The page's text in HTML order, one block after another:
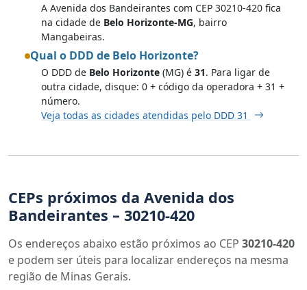
A Avenida dos Bandeirantes com CEP 30210-420 fica
na cidade de Belo Horizonte-MG, bairro
Mangabeiras.
Qual o DDD de Belo Horizonte?
O DDD de Belo Horizonte (MG) é 31. Para ligar de
outra cidade, disque: 0 + código da operadora + 31 +
número.
Veja todas as cidades atendidas pelo DDD 31
CEPs próximos da Avenida dos
Bandeirantes – 30210-420
Os endereços abaixo estão próximos ao CEP 30210-420
e podem ser úteis para localizar endereços na mesma
região de Minas Gerais.